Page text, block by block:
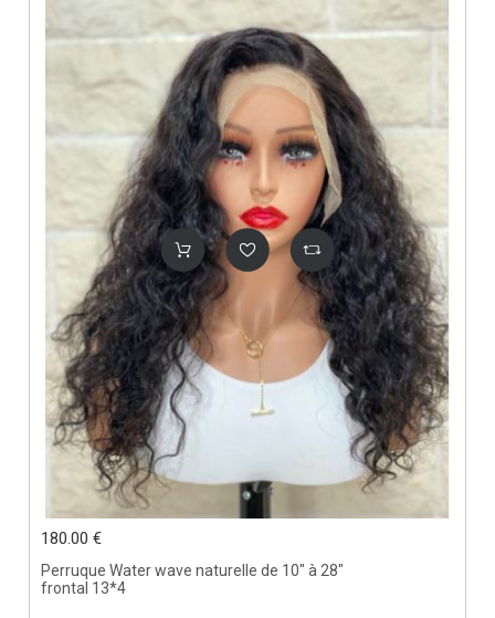
Perruque Water wave naturelle de 10" à 28"
frontal 13*4
180.00 €